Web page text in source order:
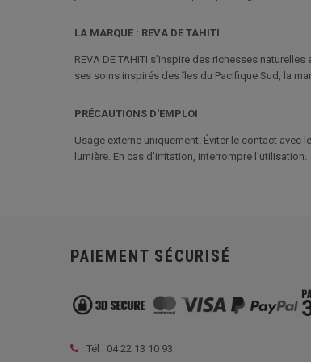
LA MARQUE : REVA DE TAHITI
REVA DE TAHITI s’inspire des richesses
ses soins inspirés des îles du Pacifique Sud, la
PRÉCAUTIONS D'EMPLOI
Usage externe uniquement. Éviter le contact avec
lumière. En cas d’irritation, interrompre l’utilisation.
PAIEMENT SÉCURISÉ
Tél : 04 22 13 10 93